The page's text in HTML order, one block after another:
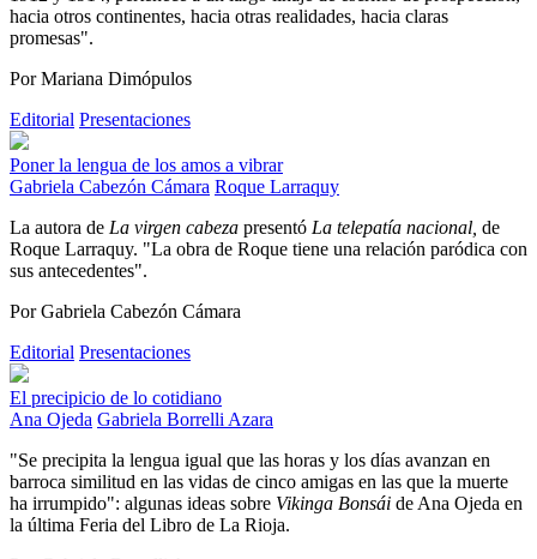
hacia otros continentes, hacia otras realidades, hacia claras
promesas".
Por Mariana Dimópulos
Editorial Presentaciones
Poner la lengua de los amos a vibrar
Gabriela Cabezón Cámara Roque Larraquy
La autora de La virgen cabeza presentó La telepatía nacional, de
Roque Larraquy. "La obra de Roque tiene una relación paródica con
sus antecedentes".
Por Gabriela Cabezón Cámara
Editorial Presentaciones
El precipicio de lo cotidiano
Ana Ojeda Gabriela Borrelli Azara
"Se precipita la lengua igual que las horas y los días avanzan en
barroca similitud en las vidas de cinco amigas en las que la muerte
ha irrumpido": algunas ideas sobre Vikinga Bonsái de Ana Ojeda en
la última Feria del Libro de La Rioja.